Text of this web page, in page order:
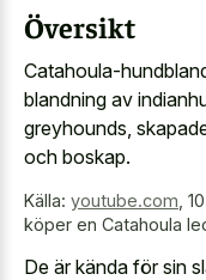
Översikt
Catahoula-
blandning av
greyhounds,
och boskap.
Källa: youtube.com
köper en Catahoula
De är kända för sin